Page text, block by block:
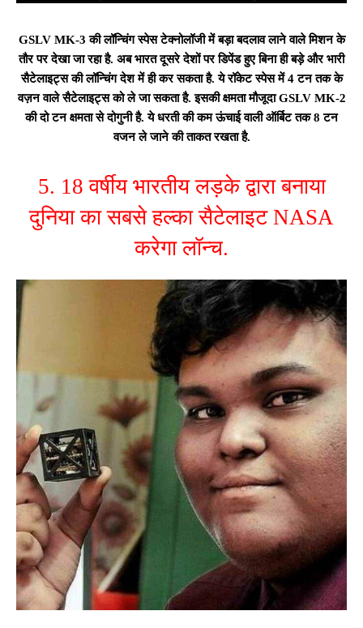
GSLV MK-3 की लॉन्चिंग स्पेस टेक्नोलॉजी में बड़ा बदलाव लाने वाले मिशन के
तौर पर देखा जा रहा है. अब भारत दूसरे देशों पर डिपेंड हुए बिना ही बड़े और भारी
सैटेलाइट्स की लॉन्चिंग देश में ही कर सकता है. ये रॉकेट स्पेस में 4 टन तक के
वज़न वाले सैटेलाइट्स को ले जा सकता है. इसकी क्षमता मौजूदा GSLV MK-2
की दो टन क्षमता से दोगुनी है. ये धरती की कम ऊंचाई वाली ऑर्बिट तक 8 टन
वजन ले जाने की ताकत रखता है.
5. 18 वर्षीय भारतीय लड़के द्वारा बनाया
दुनिया का सबसे हल्का सैटेलाइट NASA
करेगा लॉन्च.